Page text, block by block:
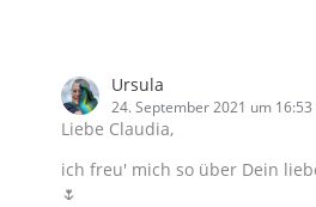
Ursula
24. September 2021 um 16:53
Liebe Claudia,
ich freu' mich so über Dein
🌷